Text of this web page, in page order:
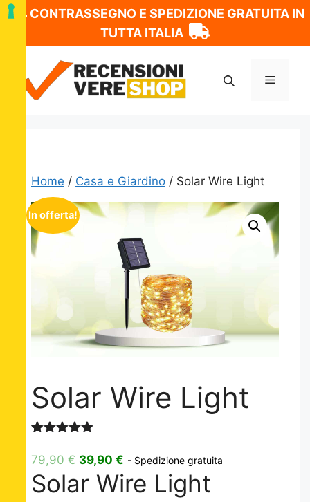
CONTRASSEGNO E SPEDIZIONE GRATUITA IN
TUTTA ITALIA
contenuto
Menu
Home / Casa e Giardino / Solar Wire Light
In offerta!
Solar Wire Light
5.00su 5
su base
di
recensioni
79,90€ Il
prezzo
originale
39,90 € Il
prezzo
attuale
- Spedizione gratuita
Solar Wire Light